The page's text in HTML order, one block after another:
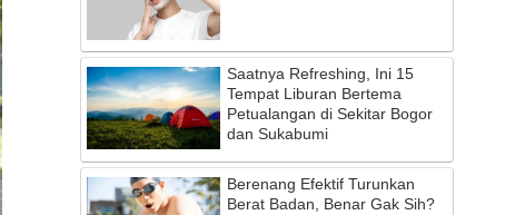
Saatnya Refreshing, Ini 15
Tempat Liburan Bertema
Petualangan di Sekitar Bogor
dan Sukabumi
Berenang Efektif Turunkan
Berat Badan, Benar Gak Sih?